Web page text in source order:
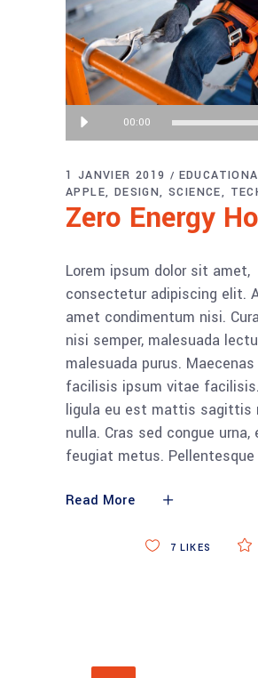
Lecteur
audio
00:00
1 JANVIER 2019
APPLE
DESIGN SCIENCE
Zero Energy
Lorem ipsum dolor sit amet,
consectetur adipiscing elit.
amet condimentum nisi.
nisi semper, malesuada
malesuada purus.
facilisis ipsum vitae
ligula eu est mattis sagittis
nulla. Cras sed congue urna,
feugiat metus. Pellentesque
Read More
7 LIKES